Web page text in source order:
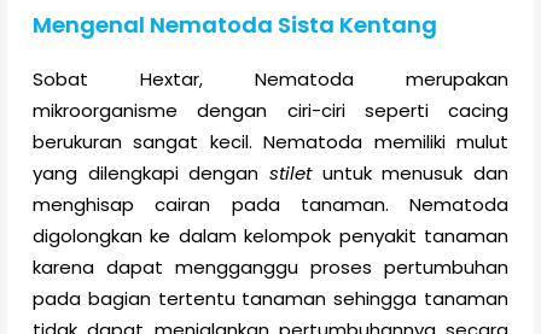
Mengenal Nematoda Sista Kentang
Sobat Hextar, Nematoda merupakan
mikroorganisme dengan ciri-ciri seperti cacing
berukuran sangat kecil. Nematoda memiliki mulut
yang dilengkapi dengan stiletuntuk menusuk dan
menghisap cairan pada tanaman. Nematoda
digolongkan ke dalam kelompok penyakit tanaman
karena dapat mengganggu proses pertumbuhan
pada bagian tertentu tanaman sehingga tanaman